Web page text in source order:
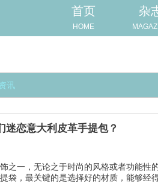
首页
HOME
杂
讯
迷恋意大利皮革手提包？
之一，无论之于时尚的风格或者功能性
袋，最关键的是选择好的材质，能够经